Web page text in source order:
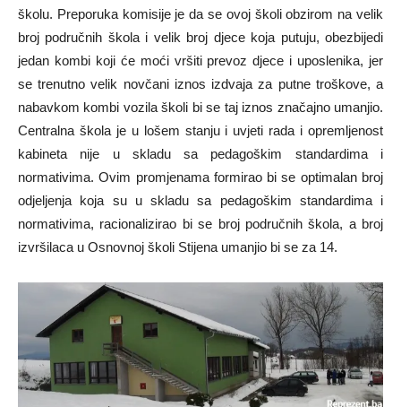
školu. Preporuka komisije je da se ovoj školi obzirom na velik
broj područnih škola i velik broj djece koja putuju, obezbijedi
jedan kombi koji će moći vršiti prevoz djece i uposlenika, jer
se trenutno velik novčani iznos izdvaja za putne troškove, a
nabavkom kombi vozila školi bi se taj iznos značajno umanjio.
Centralna škola je u lošem stanju i uvjeti rada i opremljenost
kabineta nije u skladu sa pedagoškim standardima i
normativima. Ovim promjenama formirao bi se optimalan broj
odjeljenja koja su u skladu sa pedagoškim standardima i
normativima, racionalizirao bi se broj područnih škola, a broj
izvršilaca u Osnovnoj školi Stijena umanjio bi se za 14.